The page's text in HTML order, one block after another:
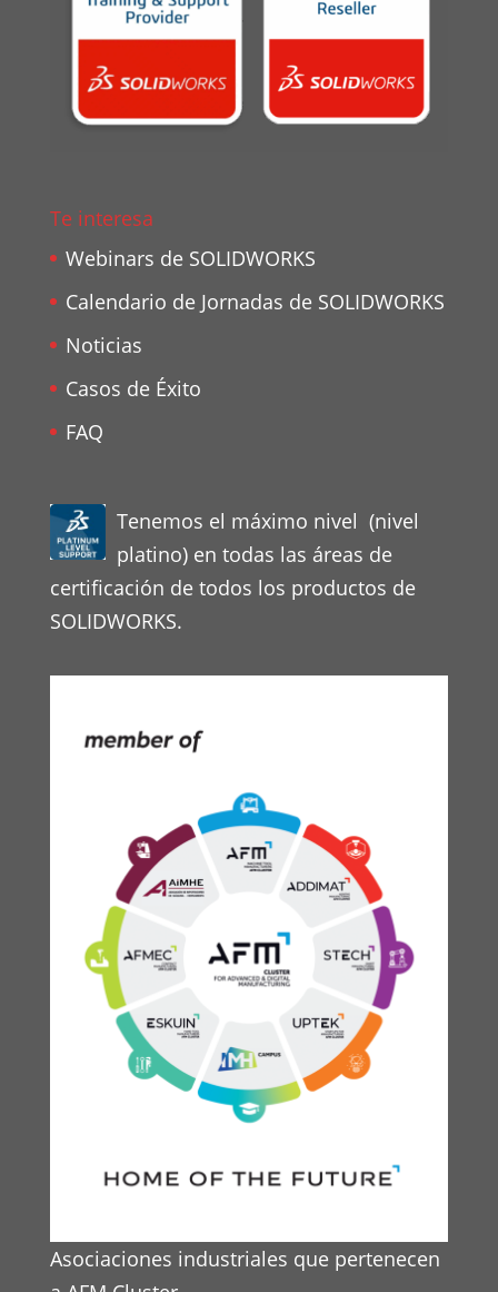
Te interesa
Webinars de SOLIDWORKS
Calendario de Jornadas de SOLIDWORKS
Noticias
Casos de Éxito
FAQ
Tenemos el máximo nivel (nivel
platino) en todas las áreas de
certificación de todos los productos de
SOLIDWORKS.
Asociaciones industriales que pertenecen